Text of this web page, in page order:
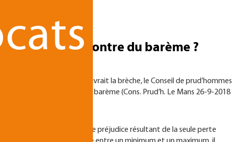
vont à l'encontre du barème ?
de Saint-Quentin ouvrait la brèche, le Conseil de prud’hommes
158 de l’OIT ledit barème (Cons. Prud’h. Le Mans 26-9-2018
a vocation à réparer le préjudice résultant de la seule perte